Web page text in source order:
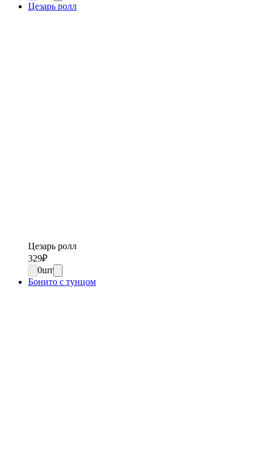
Цезарь ролл
Цезарь ролл
329₽
0шт
Бонито с тунцом